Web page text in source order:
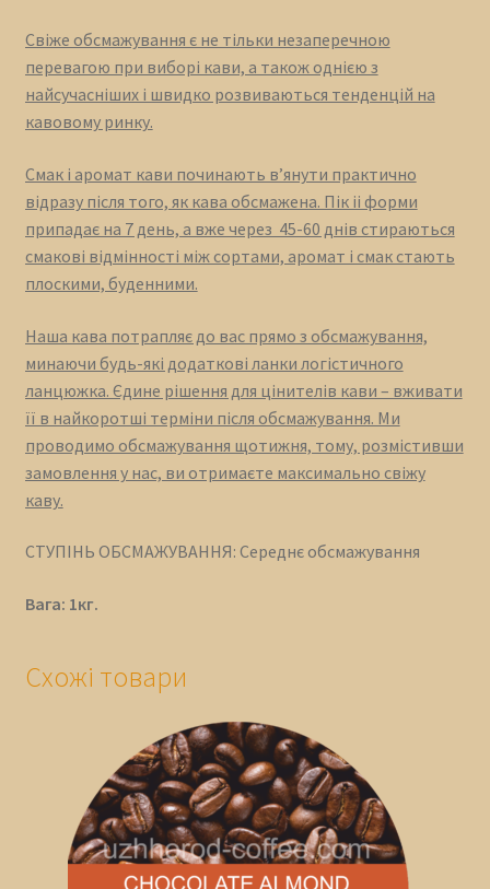
Свіже обсмажування є не тільки незаперечною
перевагою при виборі кави, а також однією з
найсучасніших і швидко розвиваються тенденцій на
кавовому ринку.
Смак і аромат кави починають в’янути практично
відразу після того, як кава обсмажена. Пік іі форми
припадає на 7 день, а вже через 45-60 днів стираються
смакові відмінності між сортами, аромат і смак стають
плоскими, буденними.
Наша кава потрапляє до вас прямо з обсмажування,
минаючи будь-які додаткові ланки логістичного
ланцюжка. Єдине рішення для цінителів кави – вживати
її в найкоротші терміни після обсмажування. Ми
проводимо обсмажування щотижня, тому, розмістивши
замовлення у нас, ви отримаєте максимально свіжу
каву.
СТУПІНЬ ОБСМАЖУВАННЯ: Середнє обсмажування
Вага: 1кг.
Схожі товари